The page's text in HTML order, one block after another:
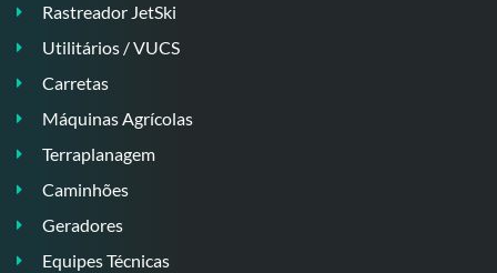
Rastreador JetSki
Utilitários / VUCS
Carretas
Máquinas Agrícolas
Terraplanagem
Caminhões
Geradores
Equipes Técnicas